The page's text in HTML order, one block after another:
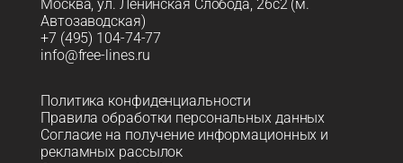
Москва, ул. Ленинская Слобода, 26с2 (м.
Автозаводская)
+7 (495) 104-74-77
info@free-lines.ru
Политика конфиденциальности
Правила обработки персональных данных
Согласие на получение информационных и
рекламных рассылок